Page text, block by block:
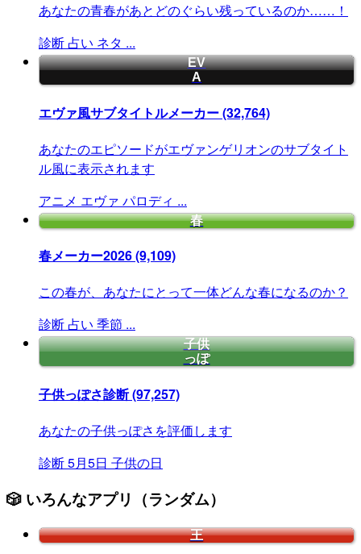
あなたの青春があとどのぐらい残っているのか……！
診断 占い ネタ ...
EV
A
エヴァ風サブタイトルメーカー(32,764)
あなたのエピソードがエヴァンゲリオンのサブタイト
ル風に表示されます
アニメ エヴァ パロディ ...
春
春メーカー2026(9,109)
この春が、あなたにとって一体どんな春になるのか？
診断 占い 季節 ...
子供
っぽ
子供っぽさ診断(97,257)
あなたの子供っぽさを評価します
診断5月5日 子供の日
🎲 いろんなアプリ（ランダム）
王